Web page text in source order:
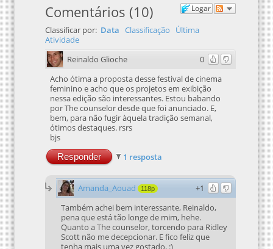
Logar
Comentários (10)
Classificar por: Data Classificação
Última
Atividade
0
Reinaldo Glioche
Acho ótima a proposta desse festival de cinema
feminino e acho que os projetos em exibição
nessa edição são interessantes. Estou babando
por The counselor desde que foi anunciado. E,
bem, para não fugir àquela tradição semanal,
ótimos destaques. rsrs
bjs
Responder 1 resposta
+1
Amanda_Aouad 118p
Também achei bem interessante, Reinaldo,
pena que está tão longe de mim, hehe.
Quanto a The counselor, torcendo para Ridley
Scott não me decepcionar. E fico feliz que
tenha mais uma vez gostado, :)